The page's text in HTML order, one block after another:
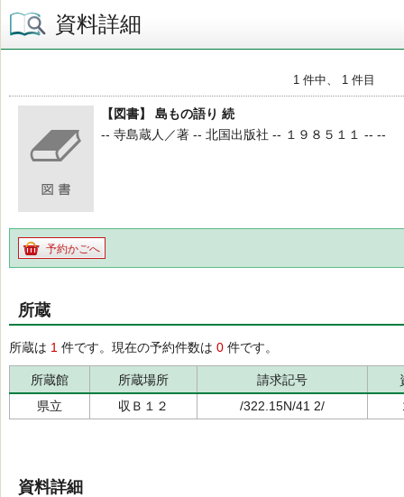
資料詳細
1 件中、 1 件目
【図書】 島もの語り 続
-- 寺島蔵人／著 -- 北国出版社 -- １９８５１１ -- --
予約かごへ
所蔵
所蔵は 1 件です。現在の予約件数は 0 件です。
所蔵館 所蔵場所 請求記号
県立
収Ｂ１２ /322.15N/41 2/
資料詳細